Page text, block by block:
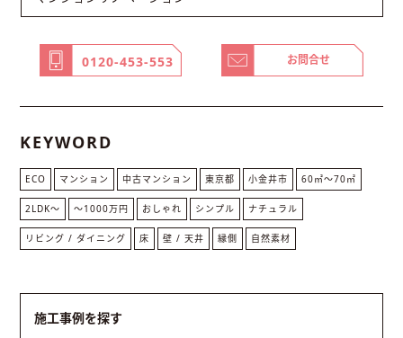
0120-453-553 お問合せ
KEYWORD
ECO マンション 中古マンション 東京都 小金井市 60㎡〜70㎡
2LDK〜 〜1000万円 おしゃれ シンプル ナチュラル
リビング / ダイニング 床 壁 / 天井 縁側 自然素材
施工事例を探す